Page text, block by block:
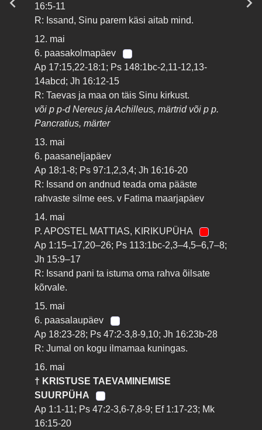
16:5-11
R: Issand, Sinu parem käsi aitab mind.
12. mai
6. paasakolmapäev
Ap 17:15,22-18:1; Ps 148:1bc-2,11-12,13-
14abcd; Jh 16:12-15
R: Taevas ja maa on täis Sinu kirkust.
või p p-d Nereus ja Achilleus, märtrid või p p.
Pancratius, märter
13. mai
6. paasaneljapäev
Ap 18:1-8; Ps 97:1,2,3,4; Jh 16:16-20
R: Issand on andnud teada oma pääste
rahvaste silme ees. v Fatima maarjapäev
14. mai
P. APOSTEL MATTIAS, KIRIKUPÜHA
Ap 1:15–17,20–26; Ps 113:1bc-2,3–4,5–6,7–8;
Jh 15:9–17
R: Issand pani ta istuma oma rahva õilsate
kõrvale.
15. mai
6. paasalaupäev
Ap 18:23-28; Ps 47:2-3,8-9,10; Jh 16:23b-28
R: Jumal on kogu ilmamaa kuningas.
16. mai
† KRISTUSE TAEVAMINEMISE
SUURPÜHA
Ap 1:1-11; Ps 47:2-3,6-7,8-9; Ef 1:17-23; Mk
16:15-20